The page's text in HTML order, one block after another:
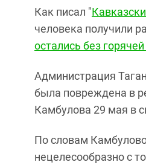
Как писал "
человека получили
остались без
Администрация
была повреждена в
Камбулова 29 мая в
По словам
нецелесообразно с